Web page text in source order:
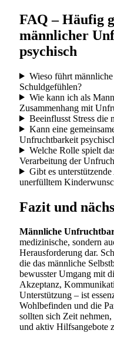
FAQ – Häufig
männlicher
psychisch
Wieso führt
Schuldgefühlen?
Wie kann ich als
Zusammenhang mit
Beeinflusst Stress die
Kann eine
Unfruchtbarkeit
Welche Rolle spielt
Verarbeitung der
Gibt es
unerfülltem
Fazit und
Männliche
medizinische, sondern
Herausforderung dar.
die das männliche
bewusster Umgang mit
Akzeptanz,
Unterstützung – ist
Wohlbefinden und die
sollten sich Zeit
und aktiv Hilfsangebote